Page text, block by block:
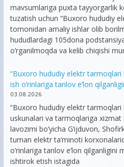
mavsumlariga puxta tayyorgarlik
tuzatish uchun “Buxoro hududiy
tomonidan amaliy ishlar olib
hududlardagi 105dona
o’rganilmoqda va kelib chiqishi
“Buxoro hududiy elektr tarmoqlari
ish o’rinlariga tanlov e’lon
03.08.2026
“Buxoro hududiy elektr tarmoqlari
uskunalari va tarmoqlariga
lavozimi bo’yicha G’ijduvon,
tuman elektr ta’minoti
o’rinlariga tanlov e’lon qilganligini
ishtirok etish istagida